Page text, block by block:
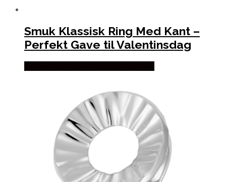
Smuk Klassisk Ring Med Kant –
Perfekt Gave til Valentinsdag